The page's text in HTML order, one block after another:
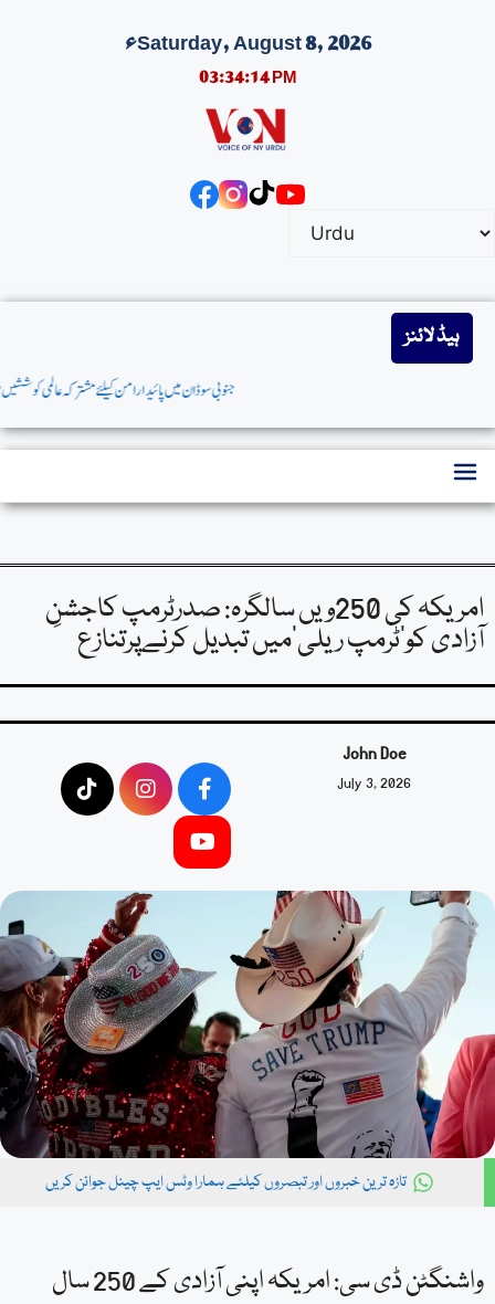
Saturday, August 8, 2026ء
03:34:15 PM
ہیڈ لائنز
جنوبی سوڈان میں پائیدارامن کیلئےمشترکہ عالمی کوششیں ضروری ہیں: پاکستان
امریکہ کی 250ویں سالگرہ: صدرٹرمپ کاجشنِ
آزادی کو’ٹرمپ ریلی’میں تبدیل کرنےپرتنازع
John Doe
July 3, 2026
تازہ ترین خبروں اور تبصروں کیلئے ہمارا وٹس ایپ چینل جوائن کریں
واشنگٹن ڈی سی: امریکہ اپنی آزادی کے 250 سال